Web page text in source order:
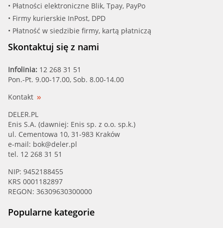
• Płatności elektroniczne Blik, Tpay, PayPo
• Firmy kurierskie InPost, DPD
• Płatność w siedzibie firmy, kartą płatniczą
Skontaktuj się z nami
Infolinia: 12 268 31 51
Pon.-Pt. 9.00-17.00, Sob. 8.00-14.00
Kontakt
DELER.PL
Enis S.A. (dawniej: Enis sp. z o.o. sp.k.)
ul. Cementowa 10, 31-983 Kraków
e-mail: bok@deler.pl
tel. 12 268 31 51
NIP: 9452188455
KRS 0001182897
REGON: 36309630300000
Popularne kategorie